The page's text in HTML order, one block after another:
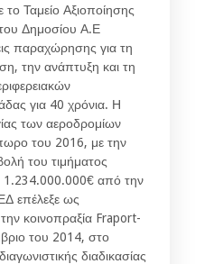
Ταμείο Αξιοποίησης
του Δημοσίου Α.Ε
παραχώρησης για τη
την ανάπτυξη και τη
για 40 χρόνια. Η
των αεροδρομίων
του 2016, με την
του τιμήματος
από την
επέλεξε ως
κοινοπραξία Fraport-
του 2014, στο
διαδικασίας